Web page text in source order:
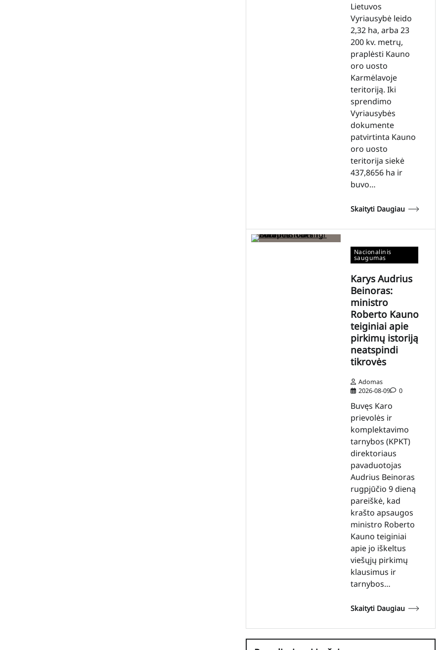
Lietuvos
Vyriausybė leido
2,32 ha, arba 23
200 kv. metrų,
praplėsti Kauno
oro uosto
Karmėlavoje
teritoriją. Iki
sprendimo
Vyriausybės
dokumente
patvirtinta Kauno
oro uosto
teritorija siekė
437,8656 ha ir
buvo…
Skaityti Daugiau
Nacionalinis
saugumas
Karys Audrius
Beinoras:
ministro
Roberto Kauno
teiginiai apie
pirkimų istoriją
neatspindi
tikrovės
Adomas
2026-08-09
0
Buvęs Karo
prievolės ir
komplektavimo
tarnybos (KPKT)
direktoriaus
pavaduotojas
Audrius Beinoras
rugpjūčio 9 dieną
pareiškė, kad
krašto apsaugos
ministro Roberto
Kauno teiginiai
apie jo iškeltus
viešųjų pirkimų
klausimus ir
tarnybos…
Skaityti Daugiau